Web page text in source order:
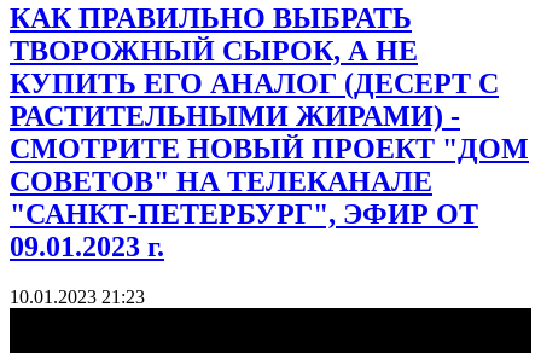
КАК ПРАВИЛЬНО ВЫБРАТЬ
ТВОРОЖНЫЙ СЫРОК, А НЕ
КУПИТЬ ЕГО АНАЛОГ (ДЕСЕРТ С
РАСТИТЕЛЬНЫМИ ЖИРАМИ) -
СМОТРИТЕ НОВЫЙ ПРОЕКТ "ДОМ
СОВЕТОВ" НА ТЕЛЕКАНАЛЕ
"САНКТ-ПЕТЕРБУРГ", ЭФИР ОТ
09.01.2023 г.
10.01.2023 21:23